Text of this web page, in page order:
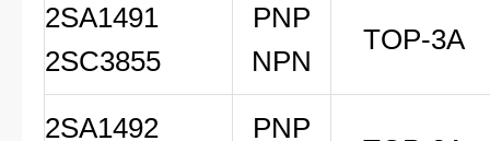
2SA1491
2SC3855
PNP
NPN
TOP-3A
2SA1492 PNP